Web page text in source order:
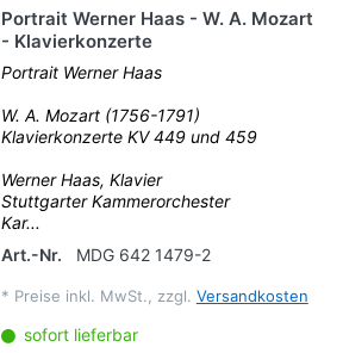
Portrait Werner Haas - W. A. Mozart
- Klavierkonzerte
Portrait Werner Haas
W. A. Mozart (1756-1791)
Klavierkonzerte KV 449 und 459
Werner Haas, Klavier
Stuttgarter Kammerorchester
Kar...
Art.-Nr.
MDG 642 1479-2
* Preise inkl. MwSt., zzgl. Versandkosten
sofort lieferbar